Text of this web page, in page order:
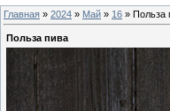
Главная » 2024 » Май » 16 » Польза
Польза пива